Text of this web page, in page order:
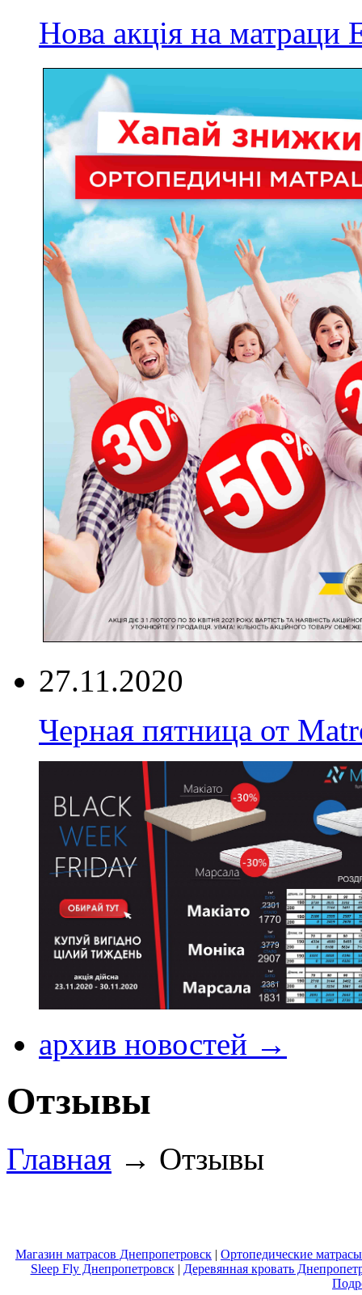
Нова акція на
27.11.2020
Черная пятница от
архив новостей →
Отзывы
Главная → Отзывы
Магазин матрасов Днепропетровск | Ортопедические
Sleep Fly Днепропетровск| Деревянная кровать